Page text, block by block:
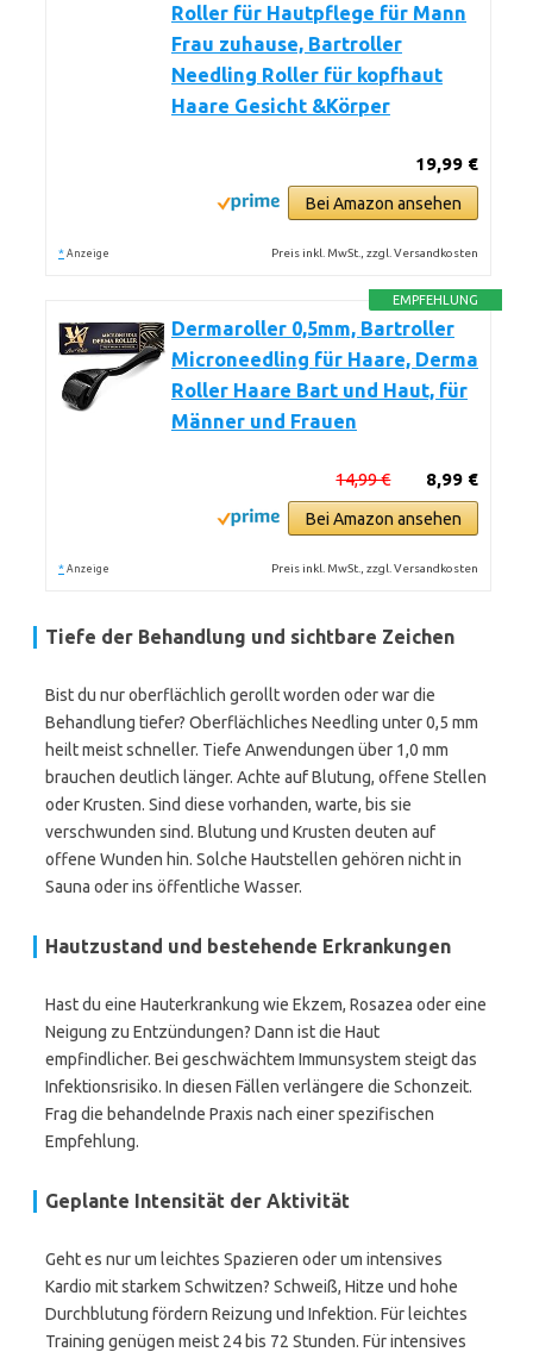
Roller für Hautpflege für Mann
Frau zuhause, Bartroller
Needling Roller für kopfhaut
Haare Gesicht &Körper
19,99 €
Bei Amazon ansehen
* Anzeige Preis inkl. MwSt., zzgl. Versandkosten
EMPFEHLUNG
Dermaroller 0,5mm, Bartroller
Microneedling für Haare, Derma
Roller Haare Bart und Haut, für
Männer und Frauen
8,99 €
14,99 €
Bei Amazon ansehen
* Anzeige Preis inkl. MwSt., zzgl. Versandkosten
Tiefe der Behandlung und sichtbare Zeichen
Bist du nur oberflächlich gerollt worden oder war die
Behandlung tiefer? Oberflächliches Needling unter 0,5 mm
heilt meist schneller. Tiefe Anwendungen über 1,0 mm
brauchen deutlich länger. Achte auf Blutung, offene Stellen
oder Krusten. Sind diese vorhanden, warte, bis sie
verschwunden sind. Blutung und Krusten deuten auf
offene Wunden hin. Solche Hautstellen gehören nicht in
Sauna oder ins öffentliche Wasser.
Hautzustand und bestehende Erkrankungen
Hast du eine Hauterkrankung wie Ekzem, Rosazea oder eine
Neigung zu Entzündungen? Dann ist die Haut
empfindlicher. Bei geschwächtem Immunsystem steigt das
Infektionsrisiko. In diesen Fällen verlängere die Schonzeit.
Frag die behandelnde Praxis nach einer spezifischen
Empfehlung.
Geplante Intensität der Aktivität
Geht es nur um leichtes Spazieren oder um intensives
Kardio mit starkem Schwitzen? Schweiß, Hitze und hohe
Durchblutung fördern Reizung und Infektion. Für leichtes
Training genügen meist 24 bis 72 Stunden. Für intensives